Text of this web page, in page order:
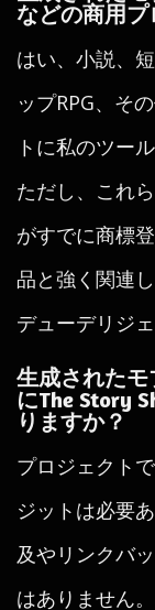
などの商用プ
はい、小説、
ップRPG、そ
トに私のツー
ただし、これ
がすでに商標
品と強く関連
デューデリジ
生成された
にThe Story
りますか？
プロジェクト
ジットは必要
及やリンクバ
はありません